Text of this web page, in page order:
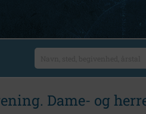
Dame- og